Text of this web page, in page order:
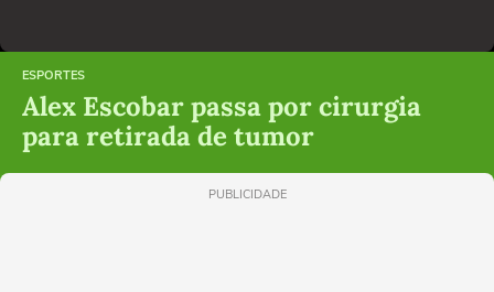
ESPORTES
Alex Escobar passa por cirurgia
para retirada de tumor
PUBLICIDADE